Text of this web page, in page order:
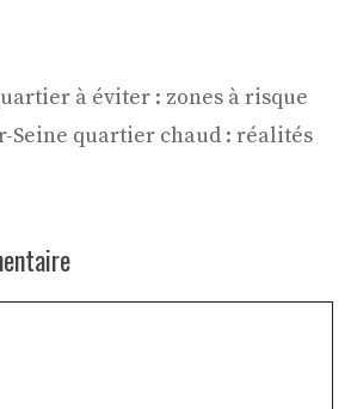
à éviter : zones à risque
Seine quartier chaud : réalités